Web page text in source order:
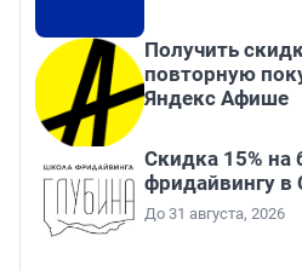
Получить
повторную
Яндекс Афише
Скидка 15% на
фридайвингу в
До 31 августа, 2026